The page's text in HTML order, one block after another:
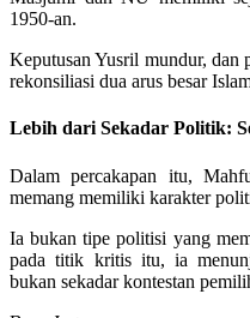
1950-an.
Keputusan Yusril mundur, dan
rekonsiliasi dua arus besar
Lebih dari Sekadar Politik:
Dalam percakapan itu,
memang memiliki karakter
Ia bukan tipe politisi yang
pada titik kritis itu, ia
bukan sekadar kontestan